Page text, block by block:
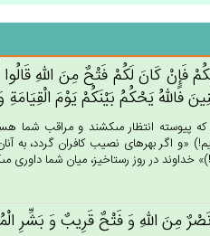
فَإِنْ‌ كَان‌َ لَكُم‌ْ فَتْح‌ٌ مِن‌َ الله‌ِ
فَالله‌ُ يَحْكُم‌ُ بَيْنَكُم‌ْ يَوْم‌َ الْقِيَامَة‌ِ
كه پيوسته انتظار مى‏كشند و مراقب شما
«و اگر بهره‏اى نصيب كافران گردد، به
در روز رستاخيز، ميان شما داورى
مِن‌َ الله‌ِ وَ فَتْح‌ٌ قَرِيب‌ٌ وَ بَشِّرِ